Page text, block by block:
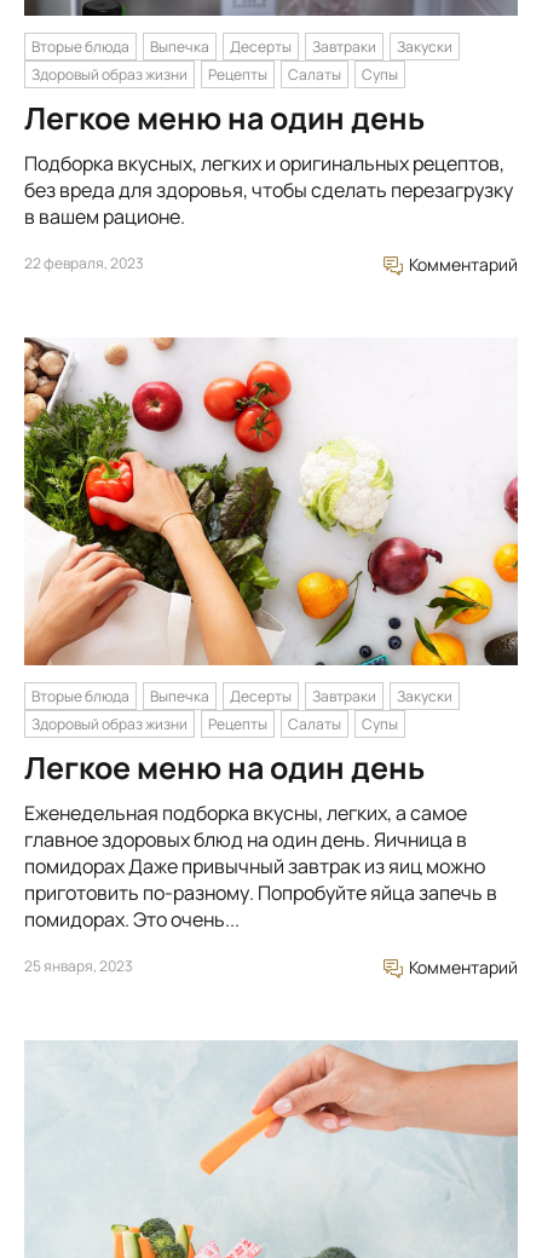
Вторые блюда Выпечка Десерты Завтраки
Закуски
Здоровый образ жизни
Рецепты Салаты Супы
Легкое меню на один день
Подборка вкусных, легких и оригинальных рецептов,
без вреда для здоровья, чтобы сделать перезагрузку
в вашем рационе.
22 февраля, 2023 Комментарий
Вторые блюда Выпечка Десерты Завтраки
Закуски
Здоровый образ жизни
Рецепты Салаты Супы
Легкое меню на один день
Еженедельная подборка вкусны, легких, а самое
главное здоровых блюд на один день. Яичница в
помидорах Даже привычный завтрак из яиц можно
приготовить по-разному. Попробуйте яйца запечь в
помидорах. Это очень...
25 января, 2023 Комментарий